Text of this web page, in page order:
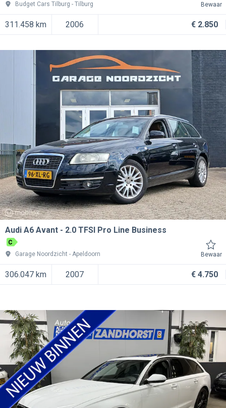
Budget Cars Tilburg
Tilburg Bewaar
311.458 km 2006 € 2.850
Audi A6 Avant 2.0 TFSI Pro Line Business
C
Garage Noordzicht
Apeldoorn Bewaar
306.047 km 2007 € 4.750